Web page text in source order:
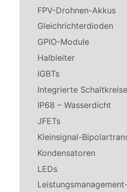
FPV-Drohnen-Akkus
Gleichrichterdioden
GPIO-Module
Halbleiter
IGBTs
Integrierte Schaltkreise
IP68 – Wasserdicht
JFETs
Kleinsignal-
Kondensatoren
LEDs